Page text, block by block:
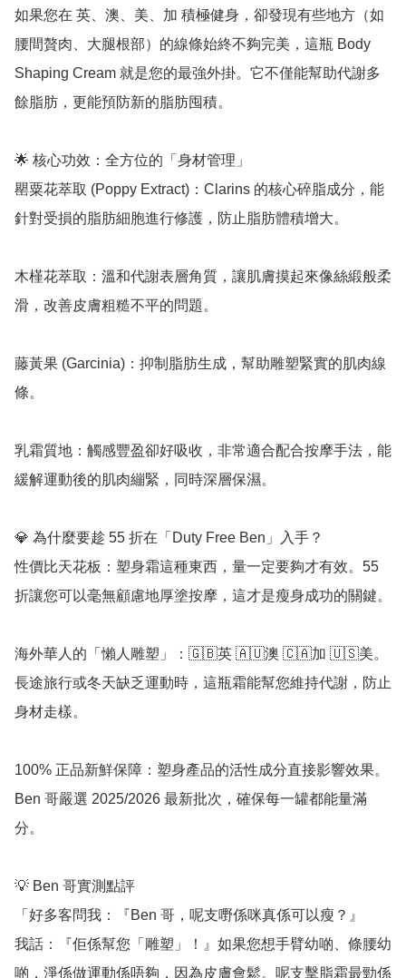
如果您在 英、澳、美、加 積極健身，卻發現有些地方（如
腰間贅肉、大腿根部）的線條始終不夠完美，這瓶 Body
Shaping Cream 就是您的最強外掛。它不僅能幫助代謝多
餘脂肪，更能預防新的脂肪囤積。
🌟 核心功效：全方位的「身材管理」
罌粟花萃取 (Poppy Extract)：Clarins 的核心碎脂成分，能
針對受損的脂肪細胞進行修護，防止脂肪體積增大。
木槿花萃取：溫和代謝表層角質，讓肌膚摸起來像絲緞般柔
滑，改善皮膚粗糙不平的問題。
藤黃果 (Garcinia)：抑制脂肪生成，幫助雕塑緊實的肌肉線
條。
乳霜質地：觸感豐盈卻好吸收，非常適合配合按摩手法，能
緩解運動後的肌肉繃緊，同時深層保濕。
💎 為什麼要趁 55 折在「Duty Free Ben」入手？
性價比天花板：塑身霜這種東西，量一定要夠才有效。55
折讓您可以毫無顧慮地厚塗按摩，這才是瘦身成功的關鍵。
海外華人的「懶人雕塑」：🇬🇧英 🇦🇺澳 🇨🇦加 🇺🇸美。
長途旅行或冬天缺乏運動時，這瓶霜能幫您維持代謝，防止
身材走樣。
100% 正品新鮮保障：塑身產品的活性成分直接影響效果。
Ben 哥嚴選 2025/2026 最新批次，確保每一罐都能量滿
分。
💡 Ben 哥實測點評
「好多客問我：『Ben 哥，呢支嘢係咪真係可以瘦？』
我話：『佢係幫您「雕塑」！』如果您想手臂幼啲、條腰幼
啲，淨係做運動係唔夠，因為皮膚會鬆。呢支擊脂霜最勁係